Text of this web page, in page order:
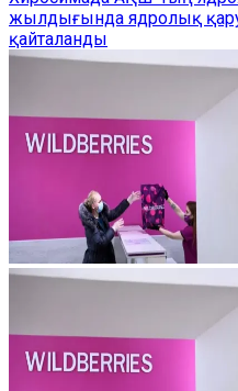
жылдығында ядролық
қайталанды